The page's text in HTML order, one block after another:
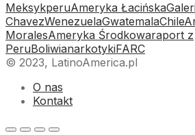
MeksykperuAmeryka Łacińska
ChavezWenezuelaGwatemalaChile
MoralesAmeryka Środkowaraport z
PeruBoliwianarkotykiFARC
© 2023, LatinoAmerica.pl
O nas
Kontakt